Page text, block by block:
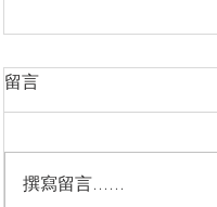
留言
撰寫留言......